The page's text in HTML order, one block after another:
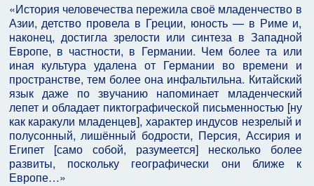
«История человечества пережила своё младенчество в
Азии, детство провела в Греции, юность — в Риме и,
наконец, достигла зрелости или синтеза в Западной
Европе, в частности, в Германии. Чем более та или
иная культура удалена от Германии во времени и
пространстве, тем более она инфальтильна. Китайский
язык даже по звучанию напоминает младенческий
лепет и обладает пиктографической письменностью [ну
как каракули младенцев], характер индусов незрелый и
полусонный, лишённый бодрости, Персия, Ассирия и
Египет [само собой, разумеется] несколько более
развиты, поскольку географически они ближе к
Европе…»